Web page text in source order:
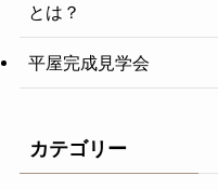
とは？
平屋完成見学会
カテゴリー